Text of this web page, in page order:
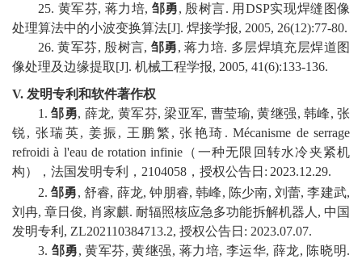
25. 黄军芬, 蒋力培, 邹勇, 殷树言. 用 DSP实现焊缝图像
处理算法中的小波变换算法[J]. 焊接学报, 2005, 26(12):77-80.
26. 黄军芬, 殷树言, 邹勇,蒋力培. 多层焊填充层焊道图
像处理及边缘提取[J]. 机械工程学报, 2005, 41(6):133-136.
V. 发明专利和软件著作权
1 .邹勇, 薛龙, 黄军芬, 梁亚军, 曹莹瑜, 黄继强, 韩峰, 张
锐, 张瑞英, 姜振 , 王鹏繁 , 张艳琦 . Mécanisme de serrage
refroidià l'eau de rotation infinie （一种无限回转水冷夹紧机
构）
， 法国发明专利， 2104058 ，授权公告日 : 2023.12.29.
2. 邹勇, 舒睿, 薛龙, 钟朋睿, 韩峰, 陈少南, 刘蕾, 李建武,
刘冉, 章日俊, 肖家麒. 耐辐照核应急多功能拆解机器人 , 中国
发明专利 , ZL202110384713.2, 授权公告日 : 2023.07.07.
3. 邹勇,黄军芬,黄继强, 蒋力培, 李运华, 薛龙, 陈晓明.